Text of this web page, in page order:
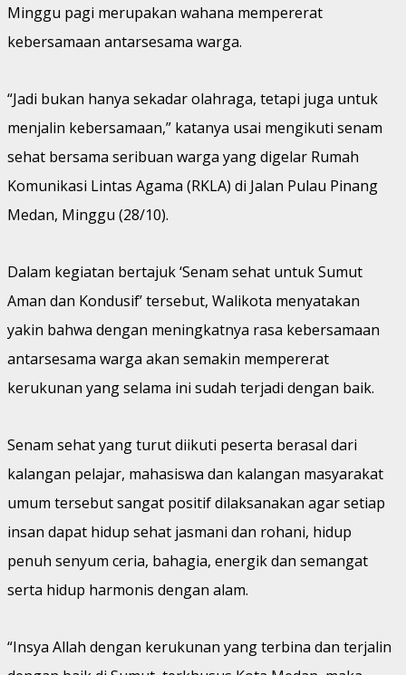
Minggu pagi merupakan wahana mempererat
kebersamaan antarsesama warga.
“Jadi bukan hanya sekadar olahraga, tetapi juga untuk
menjalin kebersamaan,” katanya usai mengikuti senam
sehat bersama seribuan warga yang digelar Rumah
Komunikasi Lintas Agama (RKLA) di Jalan Pulau Pinang
Medan, Minggu (28/10).
Dalam kegiatan bertajuk ‘Senam sehat untuk Sumut
Aman dan Kondusif’ tersebut, Walikota menyatakan
yakin bahwa dengan meningkatnya rasa kebersamaan
antarsesama warga akan semakin mempererat
kerukunan yang selama ini sudah terjadi dengan baik.
Senam sehat yang turut diikuti peserta berasal dari
kalangan pelajar, mahasiswa dan kalangan masyarakat
umum tersebut sangat positif dilaksanakan agar setiap
insan dapat hidup sehat jasmani dan rohani, hidup
penuh senyum ceria, bahagia, energik dan semangat
serta hidup harmonis dengan alam.
“Insya Allah dengan kerukunan yang terbina dan terjalin